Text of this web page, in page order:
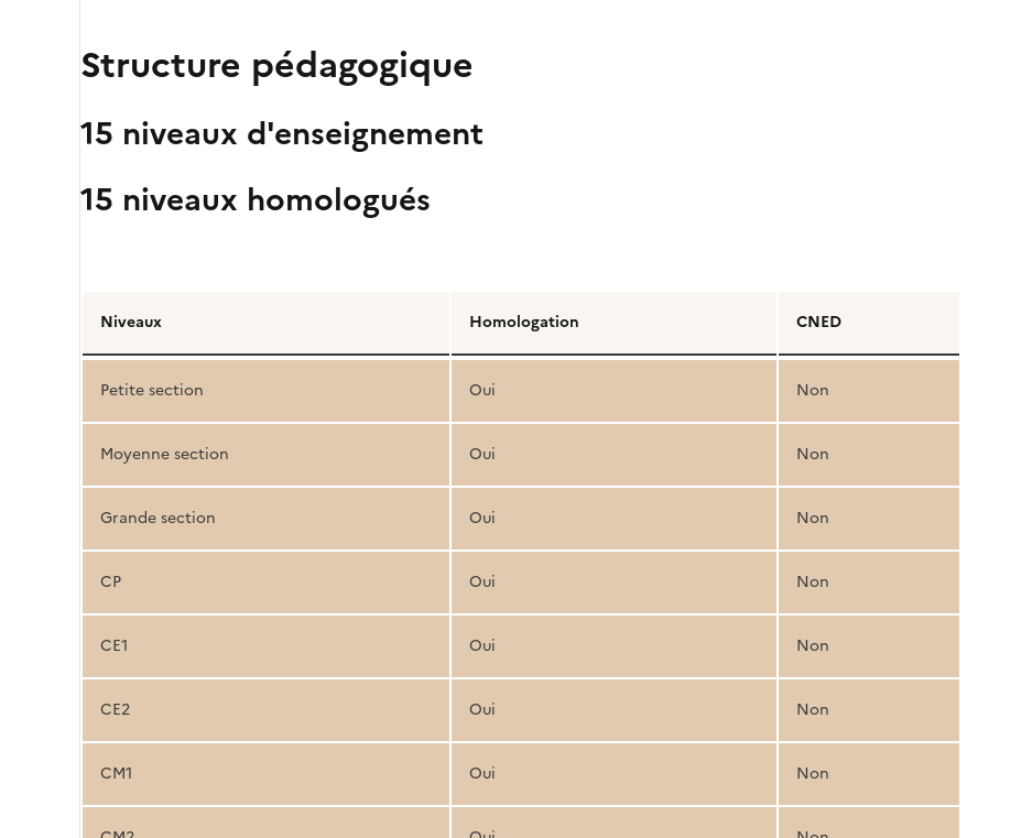
Structure pédagogique
15 niveaux d'enseignement
15 niveaux homologués
de
la
structure
pédagogique
Niveaux Homologation CNED
Petite section Oui Non
Moyenne section Oui Non
Grande section Oui Non
CP Oui Non
CE1 Oui Non
CE2 Oui Non
CM1 Oui Non